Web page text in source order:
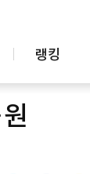
랭킹